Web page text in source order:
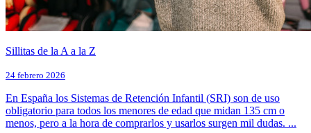
Sillitas de la A a la Z
24 febrero 2026
En España los Sistemas de Retención Infantil (SRI) son de uso
obligatorio para todos los menores de edad que midan 135 cm o
menos, pero a la hora de comprarlos y usarlos surgen mil dudas. ...